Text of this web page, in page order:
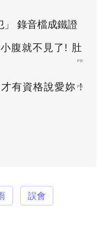
」 錄音檔成鐵證
腹就不見了! 肚
PR
有資格說愛妳！
PR
誤會